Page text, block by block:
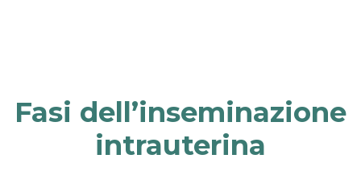
Fasi dell’inseminazione
intrauterina